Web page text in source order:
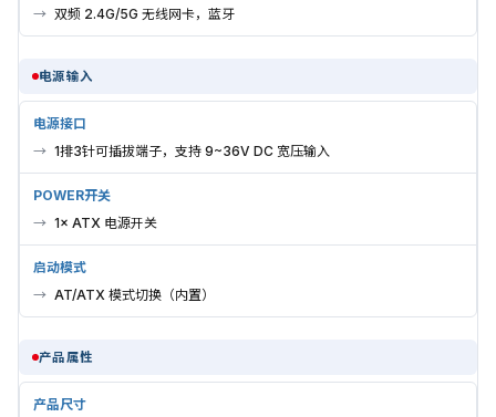
双频 2.4G/5G 无线网卡，蓝牙
电源输入
电源接口
1排3针可插拔端子，支持 9~36V DC 宽压输入
POWER开关
1× ATX 电源开关
启动模式
AT/ATX 模式切换（内置）
产品属性
产品尺寸